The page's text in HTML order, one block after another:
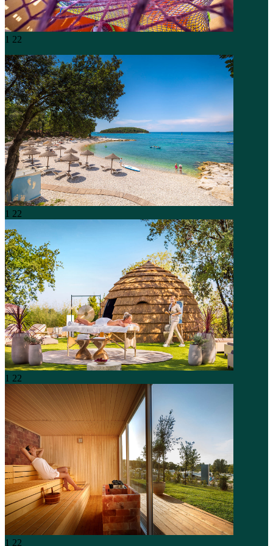
1 22
1 22
1 22
1 22